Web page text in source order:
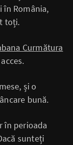
România,
toți.
Curmătura
și o
bună.
în perioada
sunteți